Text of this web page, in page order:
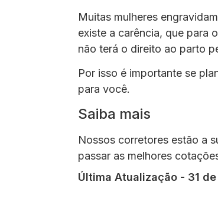
Muitas mulheres
existe a carência, que para
não terá o direito ao parto
Por isso é importante se
para você.
Saiba mais
Nossos corretores estão a
passar as melhores
Última Atualização - 31